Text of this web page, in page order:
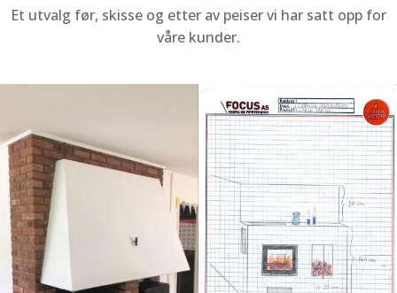
Et utvalg før, skisse og etter av peiser vi har satt opp for
våre kunder.